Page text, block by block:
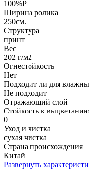
100%P
Ширина ролика
250см.
Структура
принт
Вес
202 г/м2
Огнестойкость
Нет
Подходит ли для
Не подходит
Отражающий слой
Стойкость к выцветанию
0
Уход и чистка
сухая чистка
Страна происхождения
Китай
Развернуть